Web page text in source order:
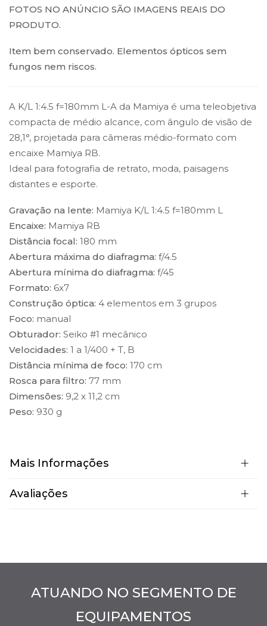
FOTOS NO ANÚNCIO SÃO IMAGENS REAIS DO
PRODUTO.
Item bem conservado. Elementos ópticos sem
fungos nem riscos.
A K/L 1:4.5 f=180mm L-A da Mamiya é uma teleobjetiva
compacta de médio alcance, com ângulo de visão de
28,1°, projetada para câmeras médio-formato com
encaixe Mamiya RB.
Ideal para fotografia de retrato, moda, paisagens
distantes e esporte.
Gravação na lente: Mamiya K/L 1:4.5 f=180mm L
Encaixe: Mamiya RB
Distância focal: 180 mm
Abertura máxima do diafragma: f/4.5
Abertura mínima do diafragma: f/45
Formato: 6x7
Construção óptica: 4 elementos em 3 grupos
Foco: manual
Obturador: Seiko #1 mecânico
Velocidades: 1 a 1/400 + T, B
Distância mínima de foco: 170 cm
Rosca para filtro: 77 mm
Dimensões: 9,2 x 11,2 cm
Peso: 930 g
Mais Informações
Avaliações
ATUANDO NO SEGMENTO DE
EQUIPAMENTOS